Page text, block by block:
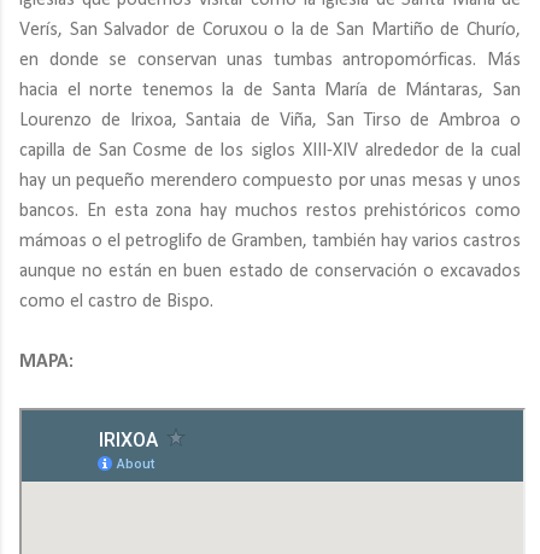
Verís, San Salvador de Coruxou o la de San Martiño de Churío,
en donde se conservan unas tumbas antropomórficas. Más
hacia el norte tenemos la de Santa María de Mántaras, San
Lourenzo de Irixoa, Santaia de Viña, San Tirso de Ambroa o
capilla de San Cosme de los siglos XIII-XIV alrededor de la cual
hay un pequeño merendero compuesto por unas mesas y unos
bancos. En esta zona hay muchos restos prehistóricos como
mámoas o el petroglifo de Gramben, también hay varios castros
aunque no están en buen estado de conservación o excavados
como el castro de Bispo.
MAPA: